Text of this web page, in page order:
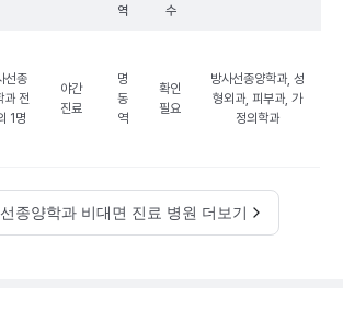
역
수
선종
과 전
1명
야간
진료
명
동
역
확인
필요
방사선종양학과, 성
형외과, 피부과, 가
정의학과
종양학과 비대면 진료 병원 더보기